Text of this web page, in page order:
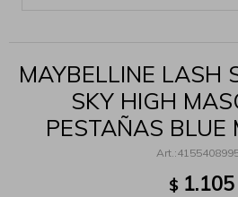
MAYBELLINE LASH
SKY HIGH
PESTAÑAS BLUE
$ 1.105